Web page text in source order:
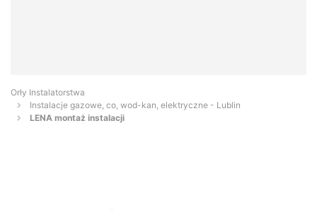
Orły Instalatorstwa
Instalacje gazowe, co, wod-kan, elektryczne - Lublin
LENA montaż instalacji